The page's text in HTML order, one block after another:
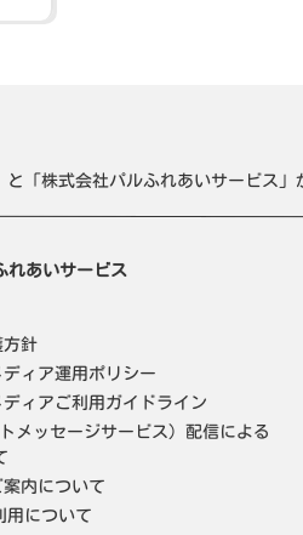
「株式会社パルふれあいサービス」
れあいサービス
方針
ィア運用ポリシー
ディアご利用ガイドライン
メッセージサービス）配信による
内について
について